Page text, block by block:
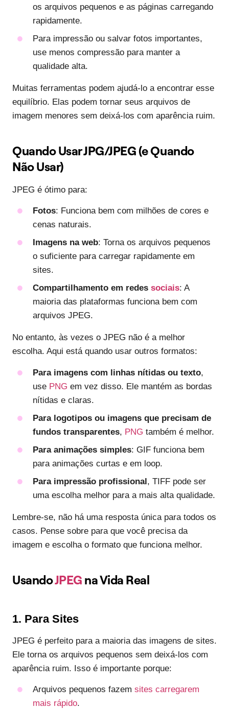
os arquivos pequenos e as páginas carregando
rapidamente.
Para impressão ou salvar fotos importantes,
use menos compressão para manter a
qualidade alta.
Muitas ferramentas podem ajudá-lo a encontrar esse
equilíbrio. Elas podem tornar seus arquivos de
imagem menores sem deixá-los com aparência ruim.
Quando Usar JPG/JPEG (e Quando
Não Usar)
JPEG é ótimo para:
Fotos: Funciona bem com milhões de cores e
cenas naturais.
Imagens na web: Torna os arquivos pequenos
o suficiente para carregar rapidamente em
sites.
Compartilhamento em redes sociais: A
maioria das plataformas funciona bem com
arquivos JPEG.
No entanto, às vezes o JPEG não é a melhor
escolha. Aqui está quando usar outros formatos:
Para imagens com linhas nítidas ou texto,
use PNG em vez disso. Ele mantém as bordas
nítidas e claras.
Para logotipos ou imagens que precisam de
fundos transparentes, PNG também é melhor.
Para animações simples: GIF funciona bem
para animações curtas e em loop.
Para impressão profissional, TIFF pode ser
uma escolha melhor para a mais alta qualidade.
Lembre-se, não há uma resposta única para todos os
casos. Pense sobre para que você precisa da
imagem e escolha o formato que funciona melhor.
UsandoJPEG na Vida Real
1. Para Sites
JPEG é perfeito para a maioria das imagens de sites.
Ele torna os arquivos pequenos sem deixá-los com
aparência ruim. Isso é importante porque:
Arquivos pequenos fazem sites carregarem
mais rápido.